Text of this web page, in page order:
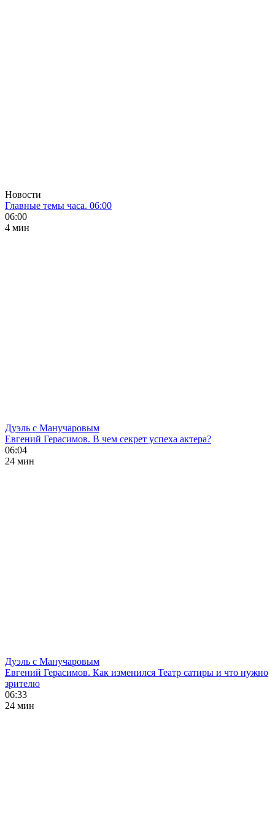
Новости
Главные темы часа. 06:00
06:00
4 мин
Дуэль с Манучаровым
Евгений Герасимов. В чем секрет успеха актера?
06:04
24 мин
Дуэль с Манучаровым
Евгений Герасимов. Как изменился Театр сатиры и что нужно
зрителю
06:33
24 мин